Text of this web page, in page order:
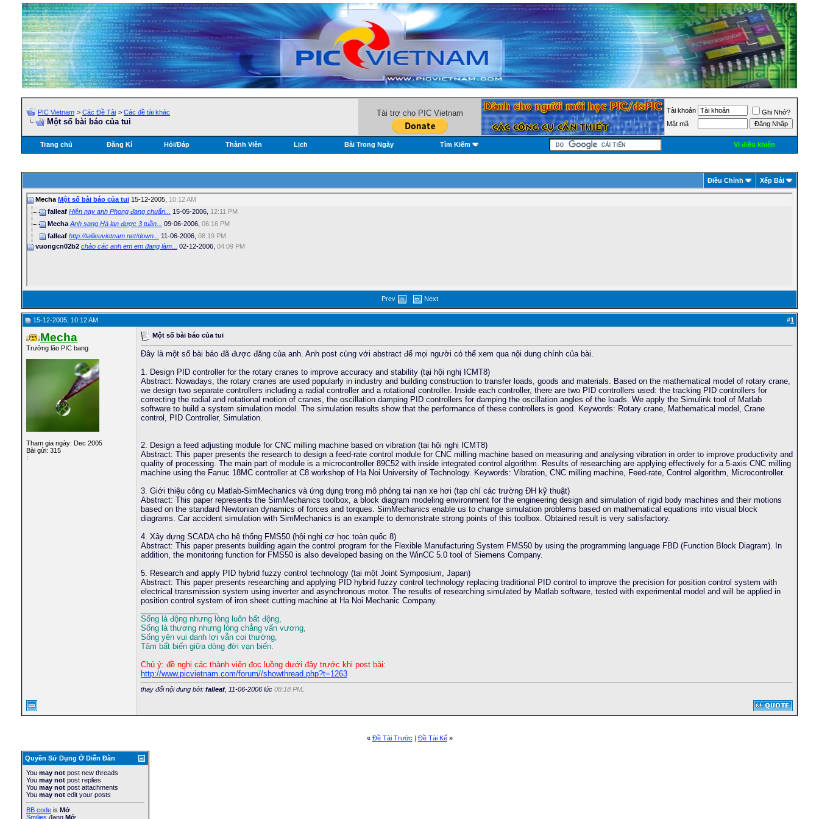
PIC Vietnam > Các Đề Tài > Các đề tài khác
Một số bài báo của tui
Tài trợ cho PIC Vietnam Tài khoản
Ghi Nhớ?
Mật mã
Trang chủ Đăng Kí Hỏi/Ðáp Thành Viên Lịch Bài Trong Ngày Tìm Kiếm Vi điều khiển
Ðiều Chỉnh Xếp Bài
Mecha Một số bài báo của tui 15-12-2005, 10:12 AM
falleaf Hiện nay anh Phong đang chuẩn... 15-05-2006, 12:11 PM
Mecha Anh sang Hà lan được 3 tuần... 09-06-2006, 06:16 PM
falleaf http://tailieuvietnam.net/down... 11-06-2006, 08:19 PM
vuongcn02b2 chào các anh em em đang làm... 02-12-2006, 04:09 PM
Prev Next
15-12-2005, 10:12 AM #1
Mecha
Trưởng lão PIC bang
Tham gia ngày: Dec 2005
Bài gửi: 315
:
Một số bài báo của tui
Đây là một số bài báo đã được đăng của anh. Anh post cùng với abstract để mọi người có thể xem qua nội dung chính của bài.
1. Design PID controller for the rotary cranes to improve accuracy and stability (tại hội nghị ICMT8)
Abstract: Nowadays, the rotary cranes are used popularly in industry and building construction to transfer loads, goods and materials. Based on the mathematical model of rotary crane,
we design two separate controllers including a radial controller and a rotational controller. Inside each controller, there are two PID controllers used: the tracking PID controllers for
correcting the radial and rotational motion of cranes, the oscillation damping PID controllers for damping the oscillation angles of the loads. We apply the Simulink tool of Matlab
software to build a system simulation model. The simulation results show that the performance of these controllers is good. Keywords: Rotary crane, Mathematical model, Crane
control, PID Controller, Simulation.
2. Design a feed adjusting module for CNC milling machine based on vibration (tại hội nghị ICMT8)
Abstract: This paper presents the research to design a feed-rate control module for CNC milling machine based on measuring and analysing vibration in order to improve productivity and
quality of processing. The main part of module is a microcontroller 89C52 with inside integrated control algorithm. Results of researching are applying effectively for a 5-axis CNC milling
machine using the Fanuc 18MC controller at C8 workshop of Ha Noi University of Technology. Keywords: Vibration, CNC milling machine, Feed-rate, Control algorithm, Microcontroller.
3. Giới thiệu công cụ Matlab-SimMechanics và ứng dụng trong mô phỏng tai nạn xe hơi (tạp chí các trường ĐH kỹ thuật)
Abstract: This paper represents the SimMechanics toolbox, a block diagram modeling environment for the engineering design and simulation of rigid body machines and their motions
based on the standard Newtonian dynamics of forces and torques. SimMechanics enable us to change simulation problems based on mathematical equations into visual block
diagrams. Car accident simulation with SimMechanics is an example to demonstrate strong points of this toolbox. Obtained result is very satisfactory.
4. Xây dựng SCADA cho hệ thống FMS50 (hội nghị cơ học toàn quốc 8)
Abstract: This paper presents building again the control program for the Flexible Manufacturing System FMS50 by using the programming language FBD (Function Block Diagram). In
addition, the monitoring function for FMS50 is also developed basing on the WinCC 5.0 tool of Siemens Company.
5. Research and apply PID hybrid fuzzy control technology (tại một Joint Symposium, Japan)
Abstract: This paper presents researching and applying PID hybrid fuzzy control technology replacing traditional PID control to improve the precision for position control system with
electrical transmission system using inverter and asynchronous motor. The results of researching simulated by Matlab software, tested with experimental model and will be applied in
position control system of iron sheet cutting machine at Ha Noi Mechanic Company.
Sống là động nhưng lòng luôn bất động,
Sống là thương nhưng lòng chẳng vấn vương,
Sống yên vui danh lợi vẫn coi thường,
Tâm bất biến giữa dòng đời vạn biến.
Chú ý: đề nghị các thành viên đọc luồng dưới đây trước khi post bài:
http://www.picvietnam.com/forum//showthread.php?t=1263
thay đổi nội dung bởi: falleaf, 11-06-2006 lúc 08:18 PM
« Ðề Tài Trước | Ðề Tài Kế »
Quyền Sử Dụng Ở Diễn Ðàn
You may not post new threads
You may not post replies
You may not post attachments
You may not edit your posts
BB code is Mở
Smilies đang Mở